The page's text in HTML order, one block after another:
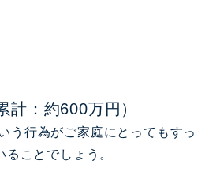
計：約600万円）
う行為がご家庭にとってもすっ
ることでしょう。